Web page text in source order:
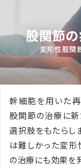
股関節
変形性股関
幹細胞を用いた再
股関節の治療に
選択肢をもたらし
は難しかった変
の治療にも効果を